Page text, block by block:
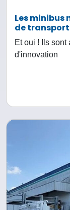
Les minibus
de transport
Et oui ! Ils
d'innovation